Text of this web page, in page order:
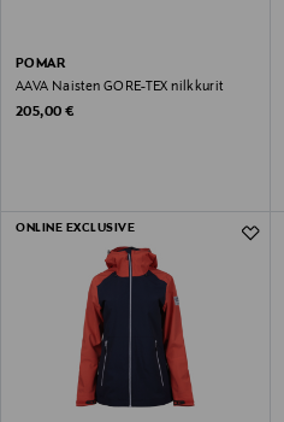
POMAR
AAVA Naisten GORE-TEX nilkkurit
Original Price
205,00 €
ONLINE EXCLUSIVE